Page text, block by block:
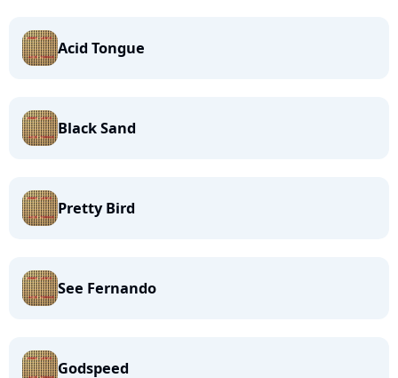
Acid Tongue
Black Sand
Pretty Bird
See Fernando
Godspeed